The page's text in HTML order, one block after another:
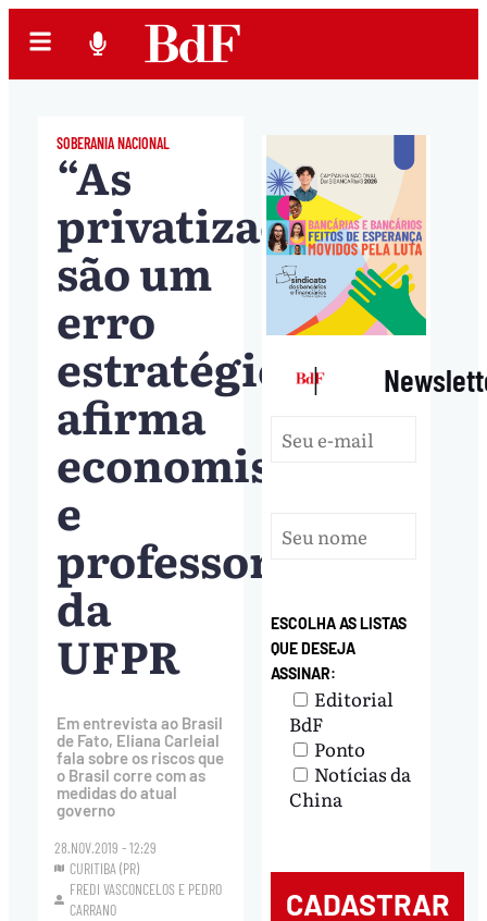
SOBERANIA NACIONAL
“As
privatizações
são um
erro
estratégico”,
afirma
economista
e
professora
da
UFPR
Em entrevista ao Brasil
de Fato, Eliana Carleial
fala sobre os riscos que
o Brasil corre com as
medidas do atual
governo
28.NOV.2019 - 12:29
CURITIBA (PR)
FREDI VASCONCELOS E PEDRO
CARRANO
|
ESCOLHA AS LISTAS
QUE DESEJA
ASSINAR:
Editorial
BdF
Ponto
Notícias da
China